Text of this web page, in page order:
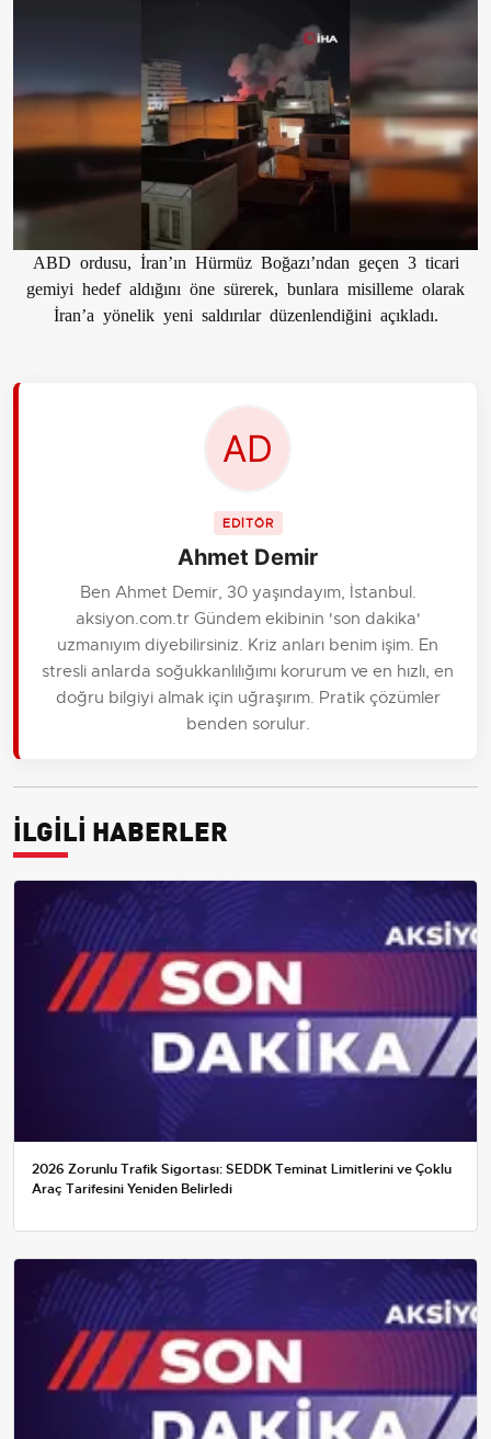
ABD ordusu, İran’ın Hürmüz Boğazı’ndan geçen 3 ticari
gemiyi hedef aldığını öne sürerek, bunlara misilleme olarak
İran’a yönelik yeni saldırılar düzenlendiğini açıkladı.
EDİTÖR
Ahmet Demir
Ben Ahmet Demir, 30 yaşındayım, İstanbul.
aksiyon.com.tr Gündem ekibinin 'son dakika'
uzmanıyım diyebilirsiniz. Kriz anları benim işim. En
stresli anlarda soğukkanlılığımı korurum ve en hızlı, en
doğru bilgiyi almak için uğraşırım. Pratik çözümler
benden sorulur.
İLGİLİ HABERLER
2026 Zorunlu Trafik Sigortası: SEDDK Teminat Limitlerini ve Çoklu
Araç Tarifesini Yeniden Belirledi